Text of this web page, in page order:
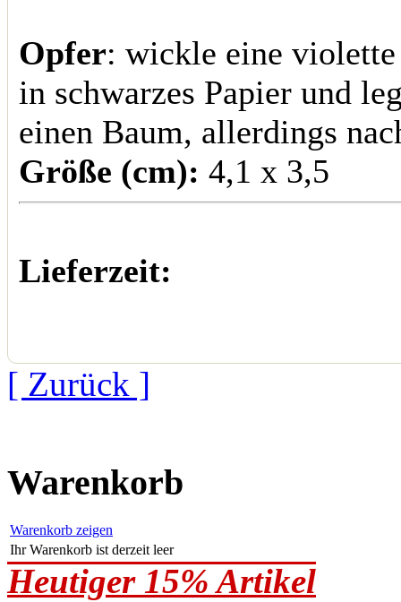
Opfer: wickle eine
in schwarzes Papier und
einen Baum, allerdings
Größe (cm): 4,1 x 3,5
Lieferzeit:
[ Zurück ]
Warenkorb
Warenkorb zeigen
Ihr Warenkorb ist derzeit leer
Heutiger 15% Artikel